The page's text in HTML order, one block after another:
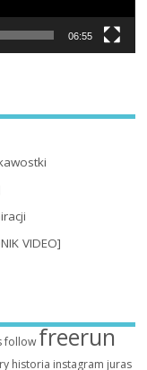
06:55
VIDEO]
followfreerun
historia instagram juras